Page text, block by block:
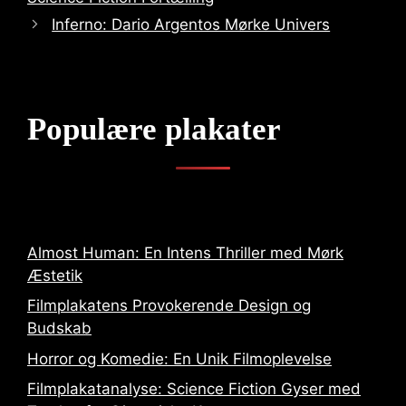
Inferno: Dario Argentos Mørke Univers
Populære plakater
Almost Human: En Intens Thriller med Mørk
Æstetik
Filmplakatens Provokerende Design og
Budskab
Horror og Komedie: En Unik Filmoplevelse
Filmplakatanalyse: Science Fiction Gyser med